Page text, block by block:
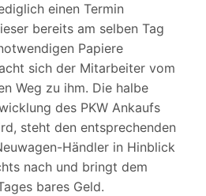
einen Termin
bereits am selben Tag
Papiere
sich der Mitarbeiter vom
Weg zu ihm. Die halbe
des PKW Ankaufs
steht den entsprechenden
Händler in Hinblick
nach und bringt dem
bares Geld.